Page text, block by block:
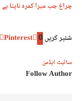
چراغ جب میرا کمرہ ناپتا ہے
شئیر کریں0
Pinterest
سائیٹ ایڈمن
Follow Author